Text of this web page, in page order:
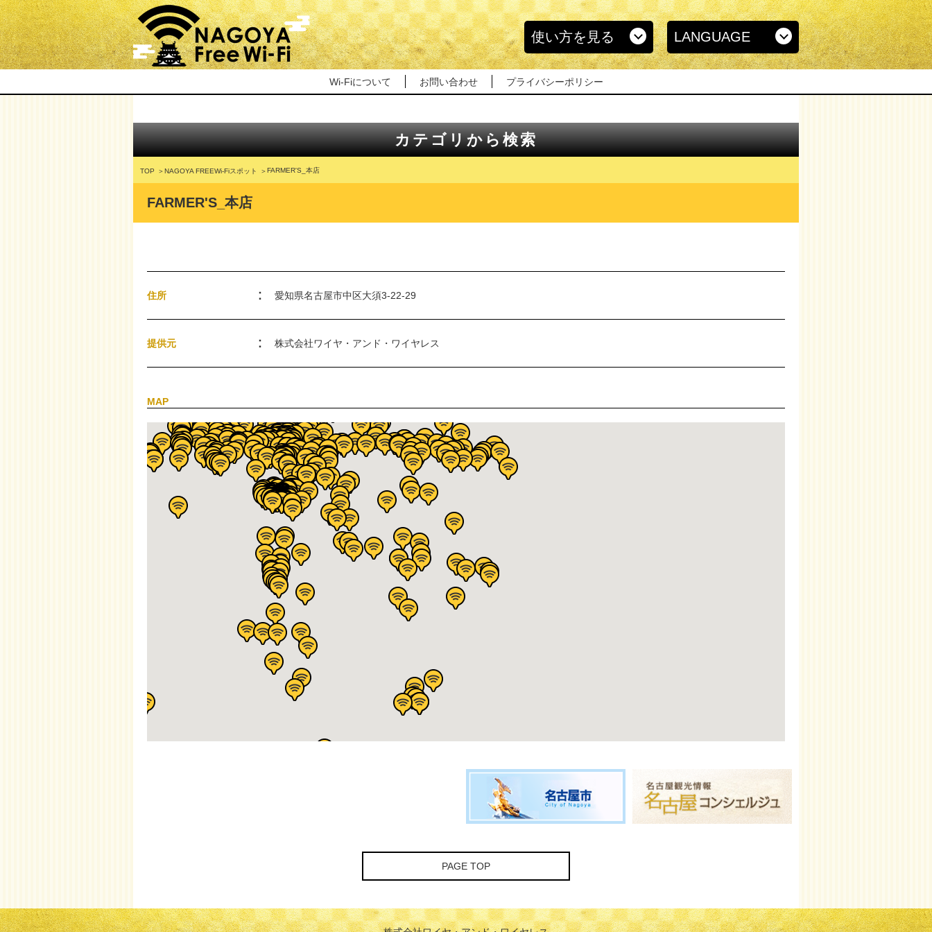
使い方を見る LANGUAGE
Wi-Fiについて お問い合わせ プライバシーポリシー
カテゴリから検索
TOP NAGOYA FREEWi-Fiスポット FARMER'S_本店
FARMER'S_本店
住所 愛知県名古屋市中区大須3-22-29
提供元 株式会社ワイヤ・アンド・ワイヤレス
MAP
PAGE TOP